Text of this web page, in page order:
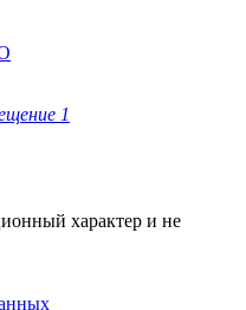
1
характер и не